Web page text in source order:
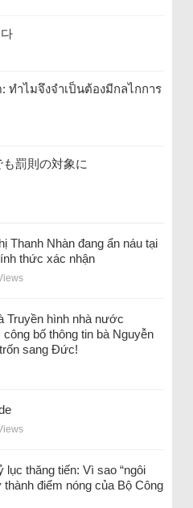
ทำไมจึงจำเป็นต้องมีกลไกการ
罰則の対象に
Thanh Nhàn đang ẩn náu tại
thức xác nhận
Truyền hình nhà nước
bố thông tin bà Nguyễn
sang Đức!
lục thăng tiến: Vì sao “ngôi
thành điểm nóng của Bộ Công